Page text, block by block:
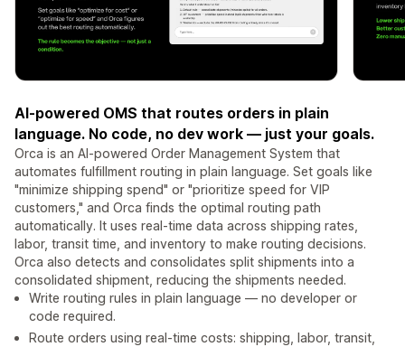
AI-powered OMS that routes orders in plain
language. No code, no dev work — just your goals.
Orca is an AI-powered Order Management System that
automates fulfillment routing in plain language. Set goals like
"minimize shipping spend" or "prioritize speed for VIP
customers," and Orca finds the optimal routing path
automatically. It uses real-time data across shipping rates,
labor, transit time, and inventory to make routing decisions.
Orca also detects and consolidates split shipments into a
consolidated shipment, reducing the shipments needed.
Write routing rules in plain language — no developer or
code required.
Route orders using real-time costs: shipping, labor, transit,